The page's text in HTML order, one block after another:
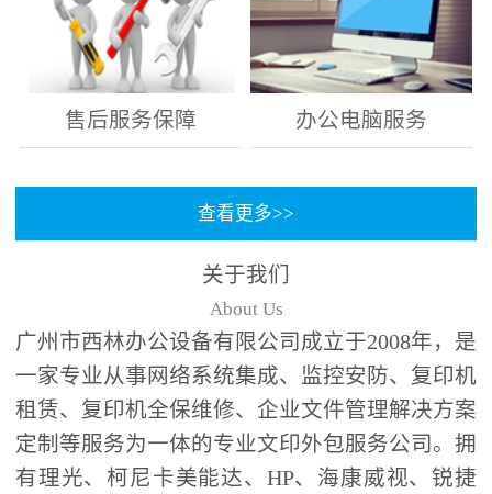
售后服务保障 办公电脑服务
查看更多>>
关于我们
About Us
广州市西林办公设备有限公司成立于2008年，是
一家专业从事网络系统集成、监控安防、复印机
租赁、复印机全保维修、企业文件管理解决方案
定制等服务为一体的专业文印外包服务公司。拥
有理光、柯尼卡美能达、HP、海康威视、锐捷